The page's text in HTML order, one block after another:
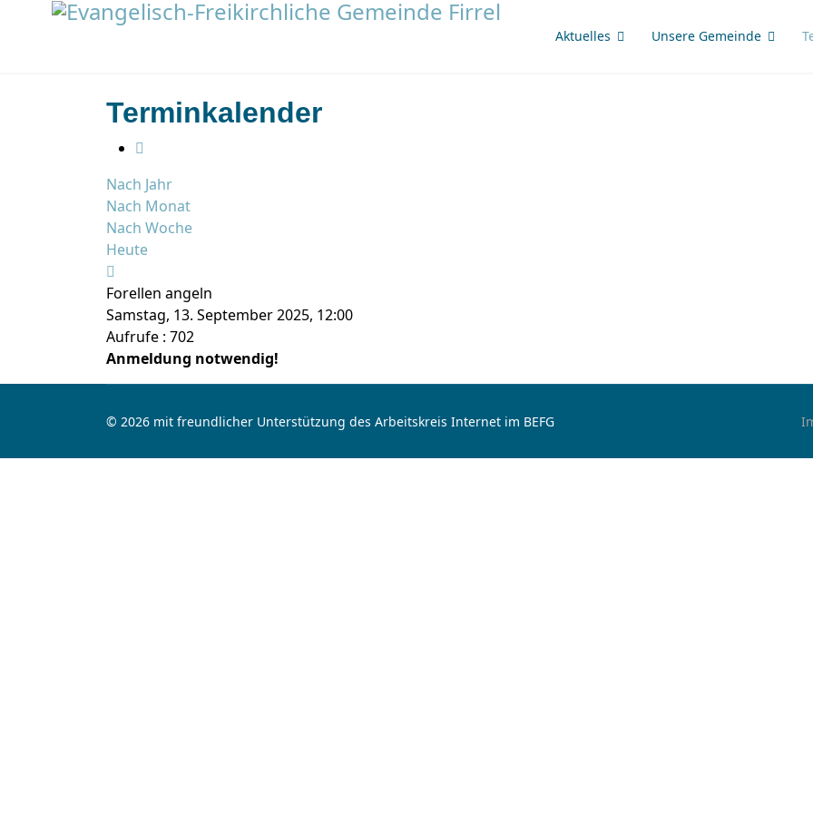
Aktuelles Unsere Gemeinde
Terminkalender
Nach Jahr
Nach Monat
Nach Woche
Heute
Forellen angeln
Samstag, 13. September 2025, 12:00
Aufrufe : 702
Anmeldung notwendig!
© 2026 mit freundlicher Unterstützung des Arbeitskreis Internet im BEFG